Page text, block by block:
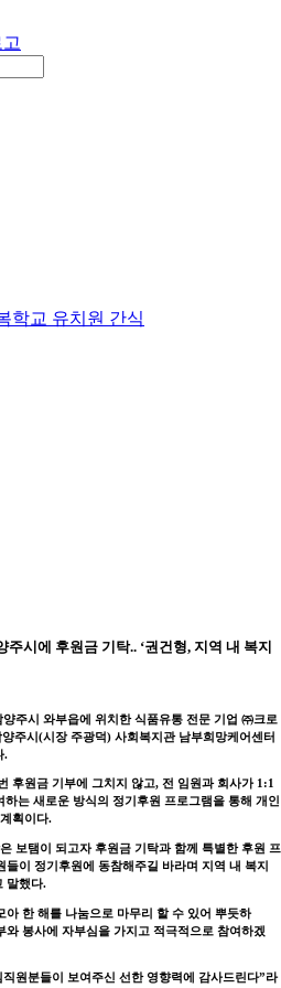
학교 유치원 간식
주시에 후원금 기탁.. ‘권건형, 지역 내 복지
주시 와부읍에 위치한 식품유통 전문 기업 ㈜크로
주시(시장 주광덕) 사회복지관 남부희망케어센터
.
후원금 기부에 그치지 않고, 전 임원과 회사가 1:1
는 새로운 방식의 정기후원 프로그램을 통해 개인
획이다.
보탬이 되고자 후원금 기탁과 함께 특별한 후원 프
이 정기후원에 동참해주길 바라며 지역 내 복지
말했다.
한 해를 나눔으로 마무리 할 수 있어 뿌듯하
봉사에 자부심을 가지고 적극적으로 참여하겠
원분들이 보여주신 선한 영향력에 감사드린다”라